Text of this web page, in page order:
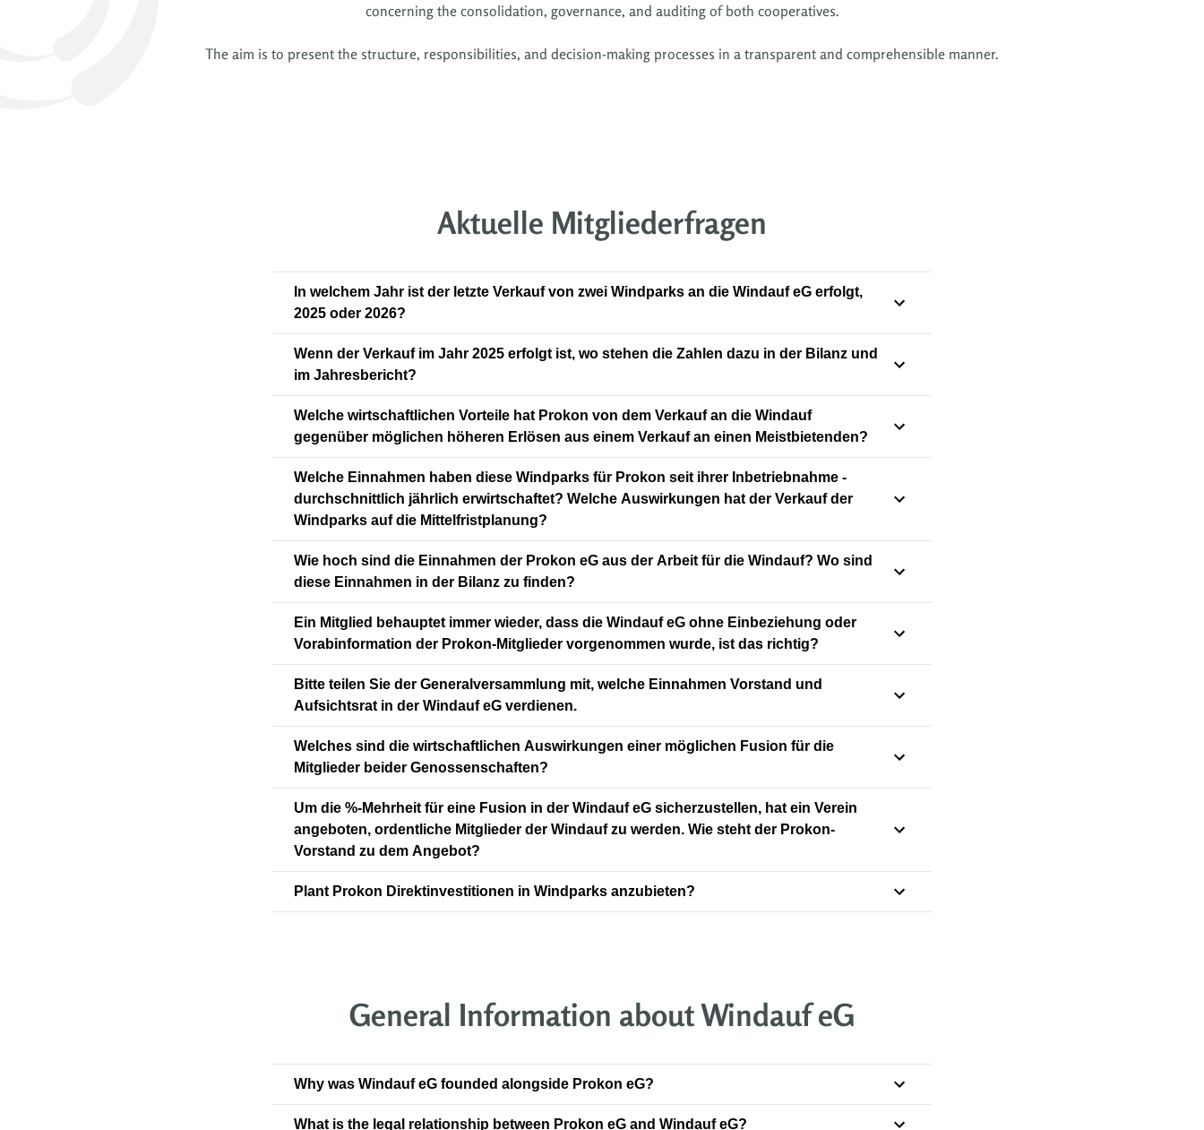
concerning the consolidation, governance, and auditing of both cooperatives.
The aim is to present the structure, responsibilities, and decision-making processes in a transparent and comprehensible manner.
Aktuelle Mitgliederfragen
ln welchem Jahr ist der letzte Verkauf von zwei Windparks an die Windauf eG erfolgt,
2025 oder 2026?
Wenn der Verkauf im Jahr 2025 erfolgt ist, wo stehen die Zahlen dazu in der Bilanz und
im Jahresbericht?
Welche wirtschaftlichen Vorteile hat Prokon von dem Verkauf an die Windauf
gegenüber möglichen höheren Erlösen aus einem Verkauf an einen Meistbietenden?
Welche Einnahmen haben diese Windparks für Prokon seit ihrer Inbetriebnahme -
durchschnittlich jährlich erwirtschaftet? Welche Auswirkungen hat der Verkauf der
Windparks auf die Mittelfristplanung?
Wie hoch sind die Einnahmen der Prokon eG aus der Arbeit für die Windauf? Wo sind
diese Einnahmen in der Bilanz zu finden?
Ein Mitglied behauptet immer wieder, dass die Windauf eG ohne Einbeziehung oder
Vorabinformation der Prokon-Mitglieder vorgenommen wurde, ist das richtig?
Bitte teilen Sie der Generalversammlung mit, welche Einnahmen Vorstand und
Aufsichtsrat in der Windauf eG verdienen.
Welches sind die wirtschaftlichen Auswirkungen einer möglichen Fusion für die
Mitglieder beider Genossenschaften?
Um die %-Mehrheit für eine Fusion in der Windauf eG sicherzustellen, hat ein Verein
angeboten, ordentliche Mitglieder der Windauf zu werden. Wie steht der Prokon-
Vorstand zu dem Angebot?
Plant Prokon Direktinvestitionen in Windparks anzubieten?
General Information about Windauf eG
Why was Windauf eG founded alongside Prokon eG?
What is the legal relationship between Prokon eG and Windauf eG?